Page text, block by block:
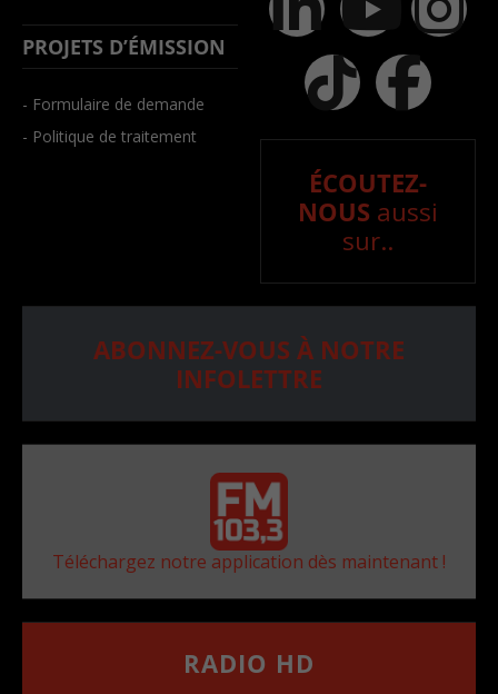
PROJETS D’ÉMISSION
- Formulaire de demande
- Politique de traitement
ÉCOUTEZ-
NOUS aussi
sur..
ABONNEZ-VOUS À NOTRE
INFOLETTRE
Téléchargez notre application dès maintenant !
RADIO HD